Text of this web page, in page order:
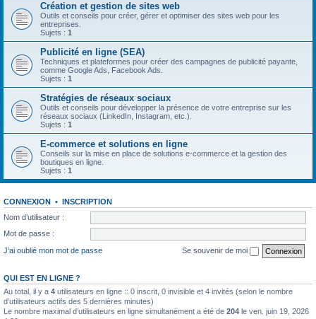
Création et gestion de sites web
Outils et conseils pour créer, gérer et optimiser des sites web pour les
entreprises.
Sujets : 1
Publicité en ligne (SEA)
Techniques et plateformes pour créer des campagnes de publicité payante,
comme Google Ads, Facebook Ads.
Sujets : 1
Stratégies de réseaux sociaux
Outils et conseils pour développer la présence de votre entreprise sur les
réseaux sociaux (LinkedIn, Instagram, etc.).
Sujets : 1
E-commerce et solutions en ligne
Conseils sur la mise en place de solutions e-commerce et la gestion des
boutiques en ligne.
Sujets : 1
CONNEXION • INSCRIPTION
Nom d’utilisateur :
Mot de passe :
J’ai oublié mon mot de passe
Se souvenir de moi
QUI EST EN LIGNE ?
Au total, il y a 4 utilisateurs en ligne :: 0 inscrit, 0 invisible et 4 invités (selon le nombre
d’utilisateurs actifs des 5 dernières minutes)
Le nombre maximal d’utilisateurs en ligne simultanément a été de 204 le ven. juin 19, 2026